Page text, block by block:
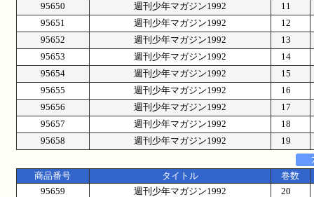
95650
週刊少年マガジン1992
11
95651
週刊少年マガジン1992
12
95652
週刊少年マガジン1992
13
95653
週刊少年マガジン1992
14
95654
週刊少年マガジン1992
15
95655
週刊少年マガジン1992
16
95656
週刊少年マガジン1992
17
95657
週刊少年マガジン1992
18
95658
週刊少年マガジン1992 19
商品番号 タイトル
巻数
95659
週刊少年マガジン1992
20